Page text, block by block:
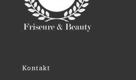
Kontakt